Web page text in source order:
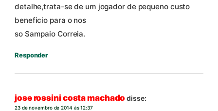
detalhe,trata-se de um jogador de pequeno custo
beneficio para o nos
so Sampaio Correia.
Responder
jose rossini costa machado disse:
23 de novembro de 2014 às 12:37